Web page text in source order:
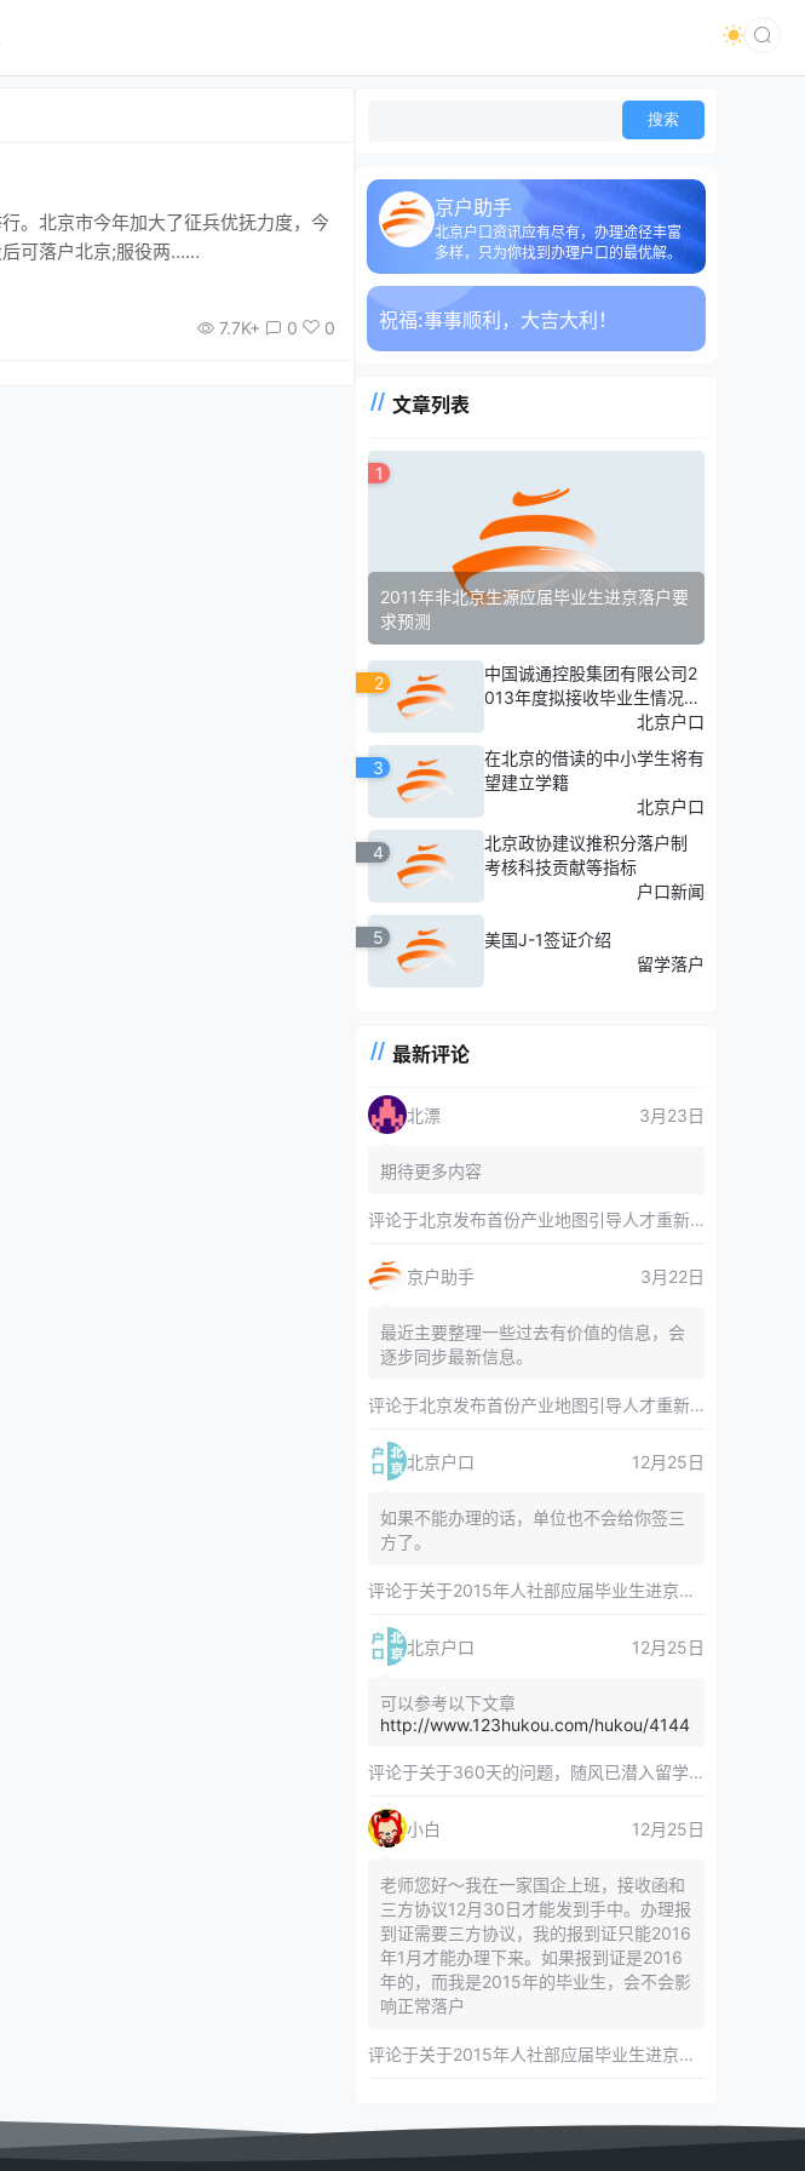
。北京市今年加大了征兵优抚力度，今
可落户北京;服役两……
7.7K+ 0 0
京户助手
北京户口资讯应有尽有，办理途径丰富
多样，只为你找到办理户口的最优解。
祝福:事事顺利，大吉大利！
文章列表
1
2011年非北京生源应届毕业生进京落户要
求预测
2
中国诚通控股集团有限公司2
013年度拟接收毕业生情况公
北京户口
3
在北京的借读的中小学生将有
望建立学籍
北京户口
4
北京政协建议推积分落户制
考核科技贡献等指标
户口新闻
5
美国J-1签证介绍
留学落户
最新评论
北漂 3月23日
期待更多内容
评论于北京发布首份产业地图引导人才重新分布 副中心产业空间布局清晰呈现
京户助手 3月22日
最近主要整理一些过去有价值的信息，会
逐步同步最新信息。
评论于北京发布首份产业地图引导人才重新分布 副中心产业空间布局清晰呈现
北京户口 12月25日
如果不能办理的话，单位也不会给你签三
方了。
评论于关于2015年人社部应届毕业生进京指标对年龄等限制的相关内容
北京户口 12月25日
可以参考以下文章
http://www.123hukou.com/hukou/4144
评论于关于360天的问题，随风已潜入留学服务中心
小白 12月25日
老师您好～我在一家国企上班，接收函和
三方协议12月30日才能发到手中。办理报
到证需要三方协议，我的报到证只能2016
年1月才能办理下来。如果报到证是2016
年的，而我是2015年的毕业生，会不会影
响正常落户
评论于关于2015年人社部应届毕业生进京指标对年龄等限制的相关内容